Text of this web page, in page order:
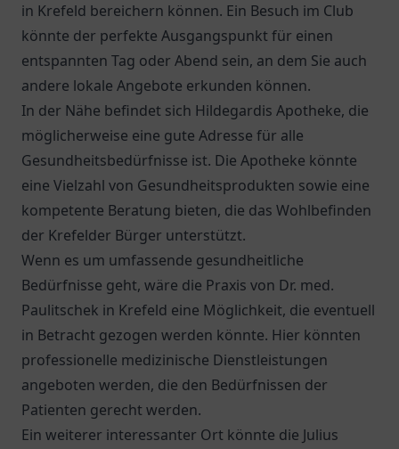
in Krefeld bereichern können. Ein Besuch im Club
könnte der perfekte Ausgangspunkt für einen
entspannten Tag oder Abend sein, an dem Sie auch
andere lokale Angebote erkunden können.
In der Nähe befindet sich Hildegardis Apotheke, die
möglicherweise eine gute Adresse für alle
Gesundheitsbedürfnisse ist. Die Apotheke könnte
eine Vielzahl von Gesundheitsprodukten sowie eine
kompetente Beratung bieten, die das Wohlbefinden
der Krefelder Bürger unterstützt.
Wenn es um umfassende gesundheitliche
Bedürfnisse geht, wäre die Praxis von Dr. med.
Paulitschek in Krefeld eine Möglichkeit, die eventuell
in Betracht gezogen werden könnte. Hier könnten
professionelle medizinische Dienstleistungen
angeboten werden, die den Bedürfnissen der
Patienten gerecht werden.
Ein weiterer interessanter Ort könnte die Julius